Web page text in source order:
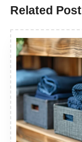
Related Post